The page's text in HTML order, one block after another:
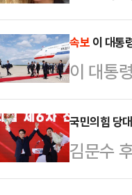
만 백악
다.필리
인수한
한 바 있
사건을
시간)
4월27일
험이 많
하산조
작동 상
있었고,
속보 이 대통
이 대통
국민의힘 당
김문수
표의 첫